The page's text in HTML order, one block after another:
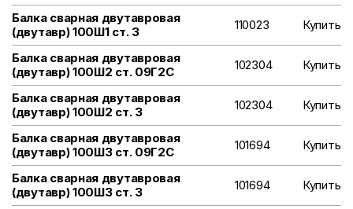
Балка сварная двутавровая
(двутавр) 100Ш1 ст. 3
110023 Купить
Балка сварная двутавровая
(двутавр) 100Ш2 ст. 09Г2С
102304 Купить
Балка сварная двутавровая
(двутавр) 100Ш2 ст. 3
102304 Купить
Балка сварная двутавровая
(двутавр) 100Ш3 ст. 09Г2С
101694 Купить
Балка сварная двутавровая
(двутавр) 100Ш3 ст. 3
101694 Купить